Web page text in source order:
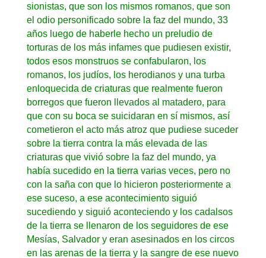
sionistas, que son los mismos romanos, que son
el odio personificado sobre la faz del mundo, 33
años luego de haberle hecho un preludio de
torturas de los más infames que pudiesen existir,
todos esos monstruos se confabularon, los
romanos, los judíos, los herodianos y una turba
enloquecida de criaturas que realmente fueron
borregos que fueron llevados al matadero, para
que con su boca se suicidaran en sí mismos, así
cometieron el acto más atroz que pudiese suceder
sobre la tierra contra la más elevada de las
criaturas que vivió sobre la faz del mundo, ya
había sucedido en la tierra varias veces, pero no
con la saña con que lo hicieron posteriormente a
ese suceso, a ese acontecimiento siguió
sucediendo y siguió aconteciendo y los cadalsos
de la tierra se llenaron de los seguidores de ese
Mesías, Salvador y eran asesinados en los circos
en las arenas de la tierra y la sangre de ese nuevo